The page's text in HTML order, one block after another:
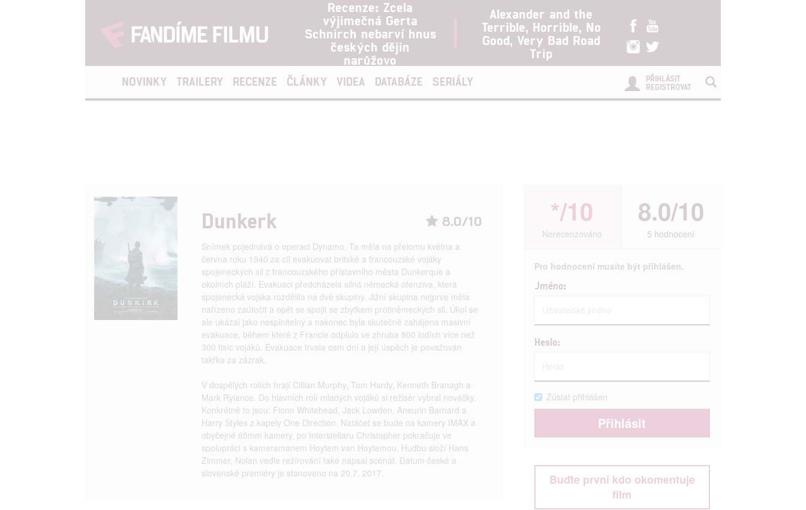
Recenze: Zcela
výjimečná Gerta
Schnirch nebarví hnus
českých dějin
narůžovo
Alexander and the
Terrible, Horrible, No
Good, Very Bad Road
Trip
NOVINKY TRAILERY RECENZE ČLÁNKY VIDEA DATABÁZE SERIÁLY
PŘIHLÁSIT
REGISTROVAT
8.0/10
Dunkerk
Snímek pojednává o operaci Dynamo. Ta měla na přelomu května a
června roku 1940 za cíl evakuovat britské a francouzské vojáky
spojeneckých sil z francouzského přístavního města Dunkerque a
okolních pláží. Evakuaci předcházela silná německá ofenziva, která
spojenecká vojska rozdělila na dvě skupiny. Jižní skupina nejprve měla
nařízeno zaútočit a opět se spojit se zbytkem protiněmeckých sil. Úkol se
ale ukázal jako nesplnitelný a nakonec byla skutečně zahájena masivní
evakuace, během které z Francie odplulo ve zhruba 800 lodích více než
300 tisíc vojáků. Evakuace trvala osm dní a její úspěch je považován
takřka za zázrak.
V dospělých rolích hrají Cillian Murphy, Tom Hardy, Kenneth Branagh a
Mark Rylance. Do hlavních rolí mladých vojáků si režisér vybral nováčky.
Konkrétně to jsou: Fionn Whitehead, Jack Lowden, Aneurin Barnard a
Harry Styles z kapely One Direction. Natáčet se bude na kamery IMAX a
obyčejné 65mm kamery, po Interstellaru Christopher pokračuje ve
spolupráci s kameramanem Hoytem van Hoytemou. Hudbu složí Hans
Zimmer, Nolan vedle režírování také napsal scénář. Datum české a
slovenské premiéry je stanoveno na 20.7. 2017.
*/10
Nerecenzováno
8.0/10
5 hodnocení
Pro hodnocení musíte být přihlášen.
Jméno:
Heslo:
Zůstat přihlášen
Buďte první kdo okomentuje
film